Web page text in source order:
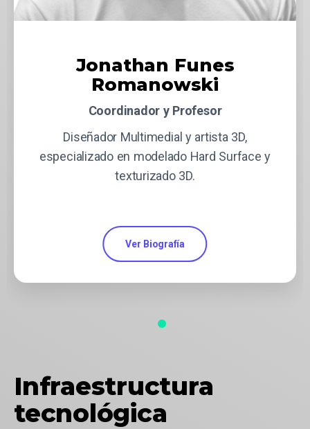
Jonathan Funes
Romanowski
Coordinador y Profesor
Diseñador Multimedial y artista 3D,
especializado en modelado Hard Surface y
texturizado 3D.
Ver Biografía
Infraestructura
tecnológica